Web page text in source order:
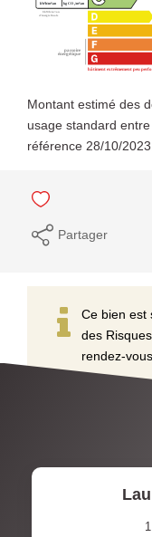
Montant estimé des
usage standard
référence 28/10/2023.
Partager
Ce bien est
des
rendez-